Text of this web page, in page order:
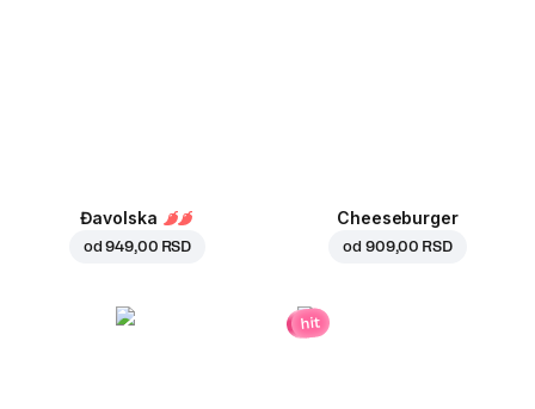
Đavolska
od949,00 RSD
Cheeseburger
od 909,00 RSD
hit